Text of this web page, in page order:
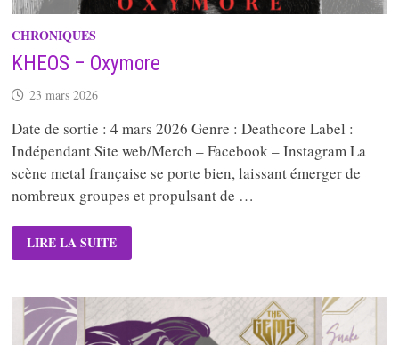
CHRONIQUES
KHEOS – Oxymore
23 mars 2026
Date de sortie : 4 mars 2026 Genre : Deathcore Label :
Indépendant Site web/Merch – Facebook – Instagram La
scène metal française se porte bien, laissant émerger de
nombreux groupes et propulsant de …
KHEOS
–
OXYMORE
LIRE LA SUITE